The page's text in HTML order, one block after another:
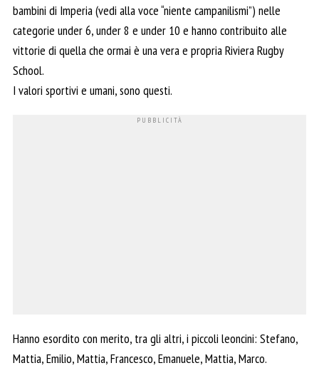
bambini di Imperia (vedi alla voce “niente campanilismi”) nelle
categorie under 6, under 8 e under 10 e hanno contribuito alle
vittorie di quella che ormai è una vera e propria Riviera Rugby
School.
I valori sportivi e umani, sono questi.
Hanno esordito con merito, tra gli altri, i piccoli leoncini: Stefano,
Mattia, Emilio, Mattia, Francesco, Emanuele, Mattia, Marco.